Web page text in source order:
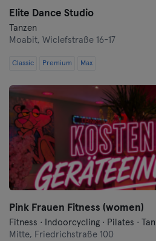
Elite Dance Studio
Tanzen
Moabit, Wiclefstraße 16-17
Classic Premium Max
Pink Frauen Fitness (women)
Fitness · Indoorcycling · Pilates ·
Mitte, Friedrichstraße 100
Essen
Flensburg
Frankfurt
Frankfurt an der
Freiburg